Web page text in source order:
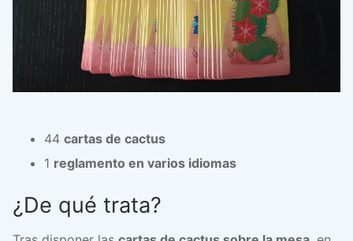
44 cartas de cactus
1 reglamento en varios idiomas
¿De qué trata?